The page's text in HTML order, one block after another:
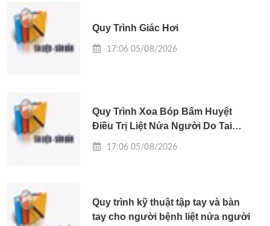
Quy Trình Giác Hơi
17:06 05/08/2026
Quy Trình Xoa Bóp Bấm Huyệt
Điều Trị Liệt Nửa Người Do Tai
Biến Mạch Máu Não
17:06 05/08/2026
Quy trình kỹ thuật tập tay và bàn
tay cho người bệnh liệt nửa người